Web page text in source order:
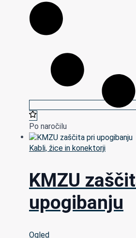
Po naročilu
Kabli, žice in konektorji
KMZU
upogibanju
Ogled